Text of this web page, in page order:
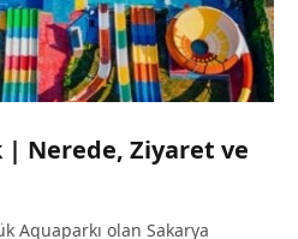
| Nerede, Ziyaret ve
Aquaparkı olan Sakarya